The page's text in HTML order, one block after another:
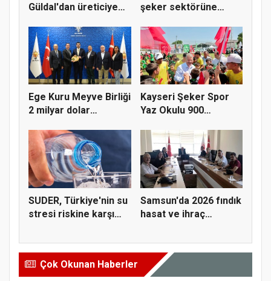
Güldal'dan üreticiye
şeker sektörüne
Ege Kuru Meyve Birliği
2 milyar dolar
Kayseri Şeker Spor
Yaz Okulu 900
SUDER, Türkiye'nin su
stresi riskine karşı
Samsun'da 2026 fındık
hasat ve ihraç
Çok Okunan Haberler